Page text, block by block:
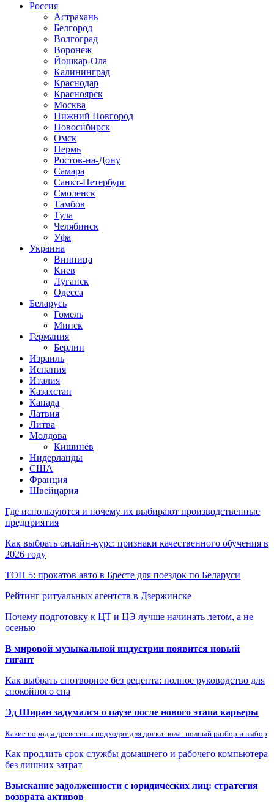
Россия
Астрахань
Белгород
Волгоград
Воронеж
Йошкар-Ола
Калининград
Краснодар
Красноярск
Москва
Нижний Новгород
Новосибирск
Омск
Пермь
Ростов-на-Дону
Самара
Санкт-Петербург
Смоленск
Тамбов
Тула
Челябинск
Уфа
Украина
Винница
Киев
Луганск
Одесса
Беларусь
Гомель
Минск
Германия
Берлин
Израиль
Испания
Италия
Казахстан
Канада
Латвия
Литва
Молдова
Кишинёв
Нидерланды
США
Франция
Швейцария
Где используются и почему их выбирают производственные
предприятия
Как выбрать онлайн-курс: признаки качественного обучения в
2026 году
ТОП 5: прокатов авто в Бресте для поездок по Беларуси
Рейтинг ритуальных агентств в Дзержинске
Почему подготовку к ЦТ и ЦЭ лучше начинать летом, а не
осенью
В мировой музыкальной индустрии появится новый
гигант
Как выбрать снотворное без рецепта: полное руководство для
спокойного сна
Эд Ширан задумался о паузе после нового этапа карьеры
Какие породы древесины подходят для доски пола: полный разбор и выбор
Как продлить срок службы домашнего и рабочего компьютера
без лишних затрат
Взыскание задолженности с юридических лиц: стратегия
возврата активов